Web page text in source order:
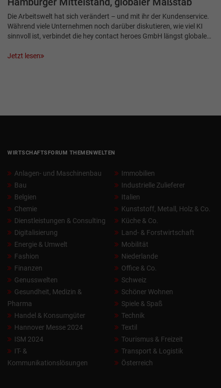
Die Arbeitswelt hat sich verändert – und mit ihr der Kundenservice.
Während viele Unternehmen noch darüber diskutieren, wie viel KI
sinnvoll ist, verbindet die hey contact heroes GmbH längst globale…
Jetzt lesen
WIRTSCHAFTSFORUM THEMENWELTEN
Anlagen- und Maschinenbau
Bau
Belgien
Chemie
Dienstleistungen & Consulting
Digitalisierung
Energie & Umwelt
Fashion
Finanzen
Genusswelten
Gesundheit, Medizin &
Pharma
Handel & Konsumgüter
Hannover Messe 2024
ISM 2024
IT- &
Kommunikationslösungen
Immobilien
Industrielle Zulieferer
Italien
Kunststoff, Metall, Holz & Co.
Küche & Co.
Land- & Forstwirtschaft
Mobilität
Niederlande
Office & Co.
Schweiz
Schöner Wohnen
Spiele & Spaß
Technik
Textil
Tourismus & Freizeit
Transport & Logistik
Österreich